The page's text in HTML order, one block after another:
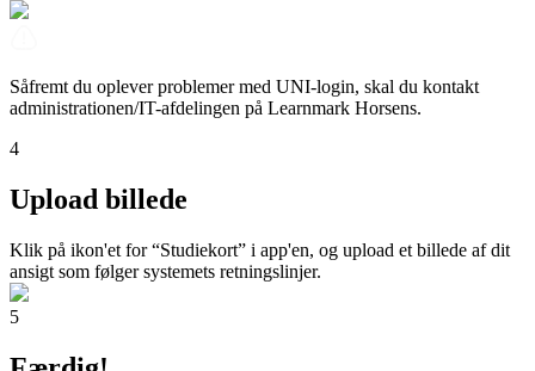
Såfremt du oplever problemer med UNI-login, skal du kontakt
administrationen/IT-afdelingen på Learnmark Horsens.
4
Upload billede
Klik på ikon'et for “Studiekort” i app'en, og upload et billede af dit
ansigt som følger systemets retningslinjer.
5